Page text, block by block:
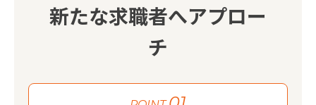
新たな求職者へアプロー
チ